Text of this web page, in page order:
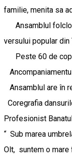
familie, menita sa
Ansamblul
versului popular
Peste 60 de copii
Ansamblul are în
Coregrafia
Profesionist
“ Sub marea
Olt, suntem o mare